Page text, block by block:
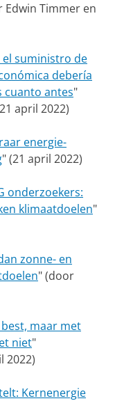
Edwin Timmer en
suministro de
debería
cuanto antes"
april 2022)
energie-
" (21 april 2022)
onderzoekers:
klimaatdoelen"
zonne- en
" (door
maar met
niet"
2022)
Kernenergie